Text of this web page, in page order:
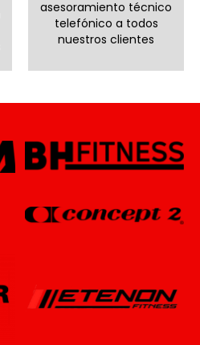
asesoramiento técnico
telefónico a todos
nuestros clientes